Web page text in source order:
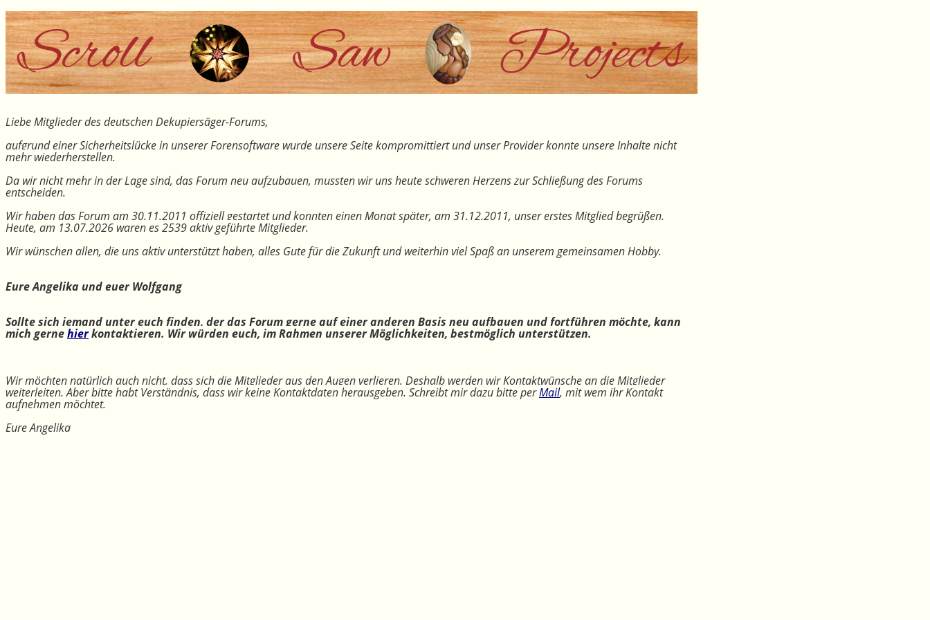
Liebe Mitglieder des deutschen Dekupiersäger-Forums,
aufgrund einer Sicherheitslücke in unserer Forensoftware wurde unsere Seite kompromittiert und unser Provider konnte unsere Inhalte nicht
mehr wiederherstellen.
Da wir nicht mehr in der Lage sind, das Forum neu aufzubauen, mussten wir uns heute schweren Herzens zur Schließung des Forums
entscheiden.
Wir haben das Forum am 30.11.2011 offiziell gestartet und konnten einen Monat später, am 31.12.2011, unser erstes Mitglied begrüßen.
Heute, am 13.07.2026 waren es 2539 aktiv geführte Mitglieder.
Wir wünschen allen, die uns aktiv unterstützt haben, alles Gute für die Zukunft und weiterhin viel Spaß an unserem gemeinsamen Hobby.
Eure Angelika und euer Wolfgang
Sollte sich jemand unter euch finden, der das Forum gerne auf einer anderen Basis neu aufbauen und fortführen möchte, kann
mich gernehierkontaktieren. Wir würden euch, im Rahmen unserer Möglichkeiten, bestmöglich unterstützen.
Wir möchten natürlich auch nicht, dass sich die Mitglieder aus den Augen verlieren. Deshalb werden wir Kontaktwünsche an die Mitglieder
weiterleiten. Aber bitte habt Verständnis, dass wir keine Kontaktdaten herausgeben. Schreibt mir dazu bitte perMail, mit wem ihr Kontakt
aufnehmen möchtet.
Eure Angelika